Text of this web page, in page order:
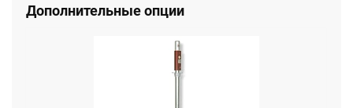
Дополнительные опции